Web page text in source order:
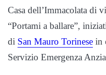
Casa dell’Immacolata di
“Portami a ballare”,
di San Mauro Torinese in
Servizio Emergenza